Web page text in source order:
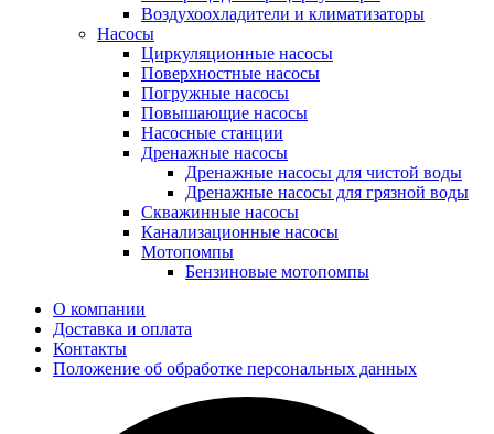
Воздухоохладители и климатизаторы
Насосы
Циркуляционные насосы
Поверхностные насосы
Погружные насосы
Повышающие насосы
Насосные станции
Дренажные насосы
Дренажные насосы для чистой воды
Дренажные насосы для грязной воды
Скважинные насосы
Канализационные насосы
Мотопомпы
Бензиновые мотопомпы
О компании
Доставка и оплата
Контакты
Положение об обработке персональных данных